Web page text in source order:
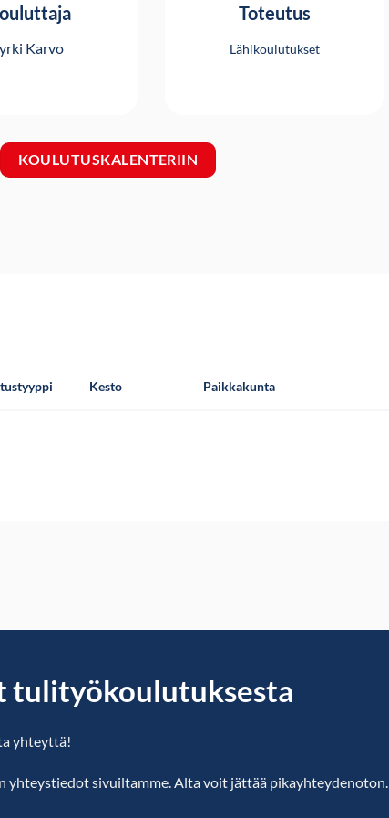
Karvo
Toteutus
Lähikoulutukset
KOULUTUSKALENTERIIN
Kesto Paikkakunta
tulityökoulutuksesta
yhteyttä!
yhteystiedot sivuiltamme. Alta voit jättää pikayhteydenoton.